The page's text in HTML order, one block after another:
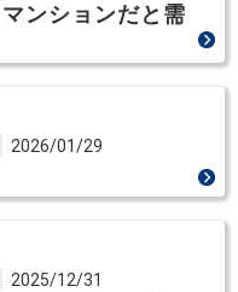
ンションだと需
2026/01/29
2025/12/31